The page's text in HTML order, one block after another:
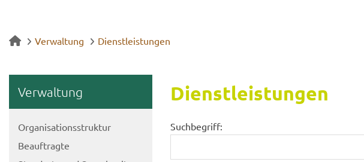
Verwaltung Dienstleistungen
Ver­wal­tung
Or­ga­ni­sa­ti­ons­struk­tur
Be­auf­trag­te
Dienst­leis­tun­gen
Suchbegriff: